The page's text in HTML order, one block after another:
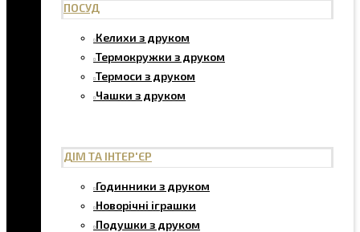
ПОСУД
Келихи з друком
Термокружки з друком
Термоси з друком
Чашки з друком
ДІМ ТА ІНТЕР'ЄР
Годинники з друком
Новорічні іграшки
Подушки з друком